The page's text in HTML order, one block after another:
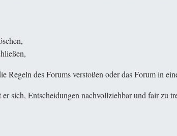
Regeln des Forums verstoßen oder das Forum in
sich, Entscheidungen nachvollziehbar und fair zu